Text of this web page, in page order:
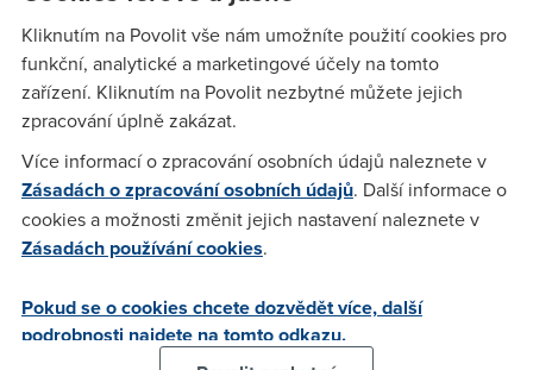
zpřístupňují veřejnosti neustále přibývá, protože zvyšují
jejich konkurenceschopnost.
Open Datamají již nějakou dobu k dispozici lidé ve Velké
Británii, Keni, Kalifornii, Estonsku a dalších zemích. Měli tak
možnost poznat, že otevřená data mají velký přínos nejen
pro ně řadové občany, ale že jsou také zdrojem inovací,
podnikatelských příležitostí a pracovních nabídek.
Lze je například využít v dopravě, logistice, zdravotnictví či
seznam poskytovatelů sociálních služeb nebo měření čistoty
ovzduší. Pocházejí z univerzit, nevládních organizací,
soukromých firem nebo veřejné správy. Firmy pracují s daty
Kliknutím na Povolit vše nám umožníte použití cookies pro
funkční, analytické a marketingové účely na tomto
zařízení. Kliknutím na Povolit nezbytné můžete jejich
zpracování úplně zakázat.
Více informací o zpracování osobních údajů naleznete v
Zásadách o zpracování osobních údajů. Další informace o
cookies a možnosti změnit jejich nastavení naleznete v
Zásadách používání cookies.
Pokud se o cookies chcete dozvědět více, další
podrobnosti najdete na tomto odkazu.